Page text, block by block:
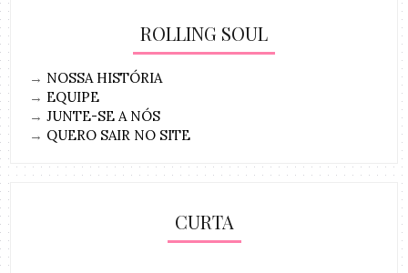
ROLLING SOUL
→ NOSSA HISTÓRIA
→ EQUIPE
→JUNTE-SE A NÓS
→ QUERO SAIR NO SITE
CURTA